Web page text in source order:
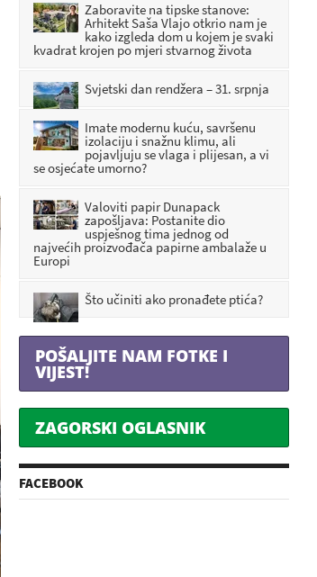
Uhićen općinski načelnik: Sumnja
se da je susjedu prijetio smrću
 PRIJE: 51 MINUTA
Dan žalosti u Zagorju: Zastave na
Križu Začretju
 PRIJE: 1 SATI 11 MINUTA
Zaboravite na tipske stanove:
Arhitekt Saša Vlajo otkrio nam je
kako izgleda dom u kojem je svaki
kvadrat krojen po mjeri stvarnog života
Svjetski dan rendžera – 31. srpnja
Imate modernu kuću, savršenu
izolaciju i snažnu klimu, ali
pojavljuju se vlaga i plijesan, a vi
se osjećate umorno?
Valoviti papir Dunapack
zapošljava: Postanite dio
uspješnog tima jednog od
najvećih proizvođača papirne ambalaže u
Europi
Što učiniti ako pronađete ptića?
POŠALJITE NAM FOTKE I
VIJEST!
ZAGORSKI OGLASNIK
FACEBOOK